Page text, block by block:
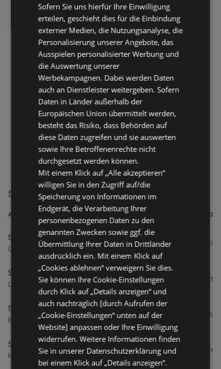
Schuhpark Filialen in der Nähe
ADRESSE ENTFERNUNG
Schuhpark
Gewerbestraße 11, 26506 Norden
34,27 km
Schuhpark
Leerer Landstraße 68a, 26603 Aurich
56,43 km
Schuhpark
Bahnhofstraße 1, 26826 Weener
65,35 km
Schuhpark
Mühlenstraße 74 - 76, 26789 Leer
65,86 km
Sofern Sie uns hierfür Ihre Einwilligung
erteilen, geschieht dies für die Einbindung
externer Medien, die Nutzungsanalyse, die
Personalisierung unserer Angebote, das
Ausspielen personalisierter Werbung und
die Auswertung unserer
Werbekampagnen. Dabei werden Daten
auch an Dienstleister weitergeben. Sofern
Daten in Länder außerhalb der
Europäischen Union übermittelt werden,
besteht das Risiko, dass Behörden auf
diese Daten zugreifen und sie auswerten
sowie Ihre Betroffenenrechte nicht
durchgesetzt werden können.
Mit einem Klick auf „Alle akzeptieren“
willigen Sie in den Zugriff auf/die
Speicherung von Informationen im
Endgerät, die Verarbeitung Ihrer
personenbezogenen Daten zu den
genannten Zwecken sowie ggf. die
Übermittlung Ihrer Daten in Drittländer
ausdrücklich ein. Mit einem Klick auf
„Cookies ablehnen“ verweigern Sie dies.
Sie können Ihre Cookie-Einstellungen
durch Klick auf „Details anzeigen“ und
auch nachträglich [durch Aufrufen der
„Cookie-Einstellungen“ unten auf der
Website] anpassen oder Ihre Einwilligung
widerrufen. Weitere Informationen finden
Sie in unserer Datenschutzerklärung und
bei einem Klick auf „Details anzeigen“.